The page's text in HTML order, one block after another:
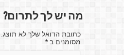
מה יש לך לתרום?
כתובת הדואל שלך לא
מסומנים ב*